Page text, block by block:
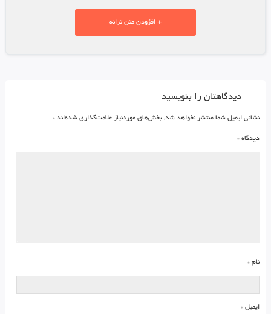
+ افزودن متن ترانه
دیدگاهتان را بنویسید
نشانی ایمیل شما منتشر نخواهد شد. بخش‌های موردنیاز علامت‌گذاری شده‌اند *
دیدگاه *
نام *
ایمیل *